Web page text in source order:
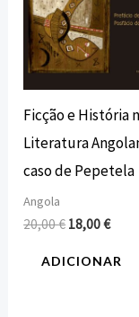
Ficção e História
Literatura
caso de Pepetela
Angola
20,00€ 18,00€
ADICIONAR